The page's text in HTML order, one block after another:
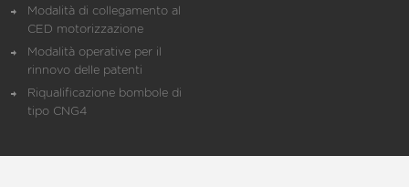
Modalità di collegamento al
CED motorizzazione
Modalità operative per il
rinnovo delle patenti
Riqualificazione bombole di
tipo CNG4